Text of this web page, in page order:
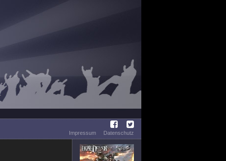
Impressum
Datenschutz